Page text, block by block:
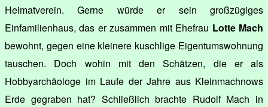
Heimatverein. Gerne würde er sein großzügiges
Einfamilienhaus, das er zusammen mit Ehefrau Lotte Mach
bewohnt, gegen eine kleinere kuschlige Eigentumswohnung
tauschen. Doch wohin mit den Schätzen, die er als
Hobbyarchäologe im Laufe der Jahre aus Kleinmachnows
Erde gegraben hat? Schließlich brachte Rudolf Mach in